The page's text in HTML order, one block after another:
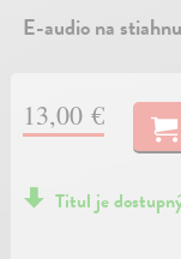
E-audio na
13,00 €
Titul je